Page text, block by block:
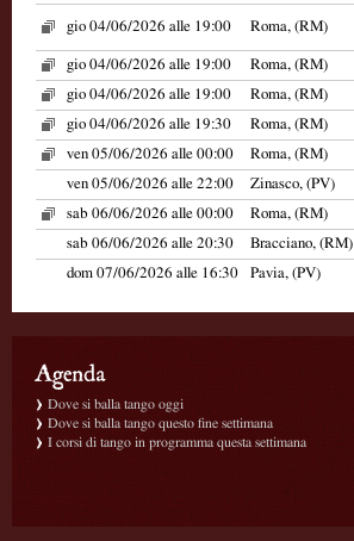
gio 04/06/2026 alle 19:00 Roma, (RM)
gio 04/06/2026 alle 19:00
Roma, (RM)
gio 04/06/2026 alle 19:00
Roma, (RM)
gio 04/06/2026 alle 19:30
Roma, (RM)
ven 05/06/2026 alle 00:00
Roma, (RM)
ven 05/06/2026 alle 22:00
Zinasco, (PV)
sab 06/06/2026 alle 00:00
Roma, (RM)
sab 06/06/2026 alle 20:30
Bracciano, (RM)
dom 07/06/2026 alle 16:30
Pavia, (PV)
Dove si balla tango oggi
Dove si balla tango questo fine settimana
I corsi di tango in programma questa settimana